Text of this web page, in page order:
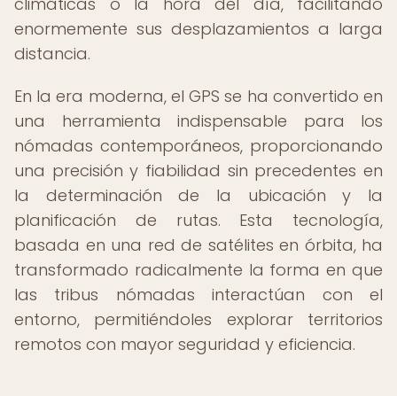
enormemente sus desplazamientos a larga
distancia.
En la era moderna, el GPS se ha convertido en
una herramienta indispensable para los
nómadas contemporáneos, proporcionando
una precisión y fiabilidad sin precedentes en
la determinación de la ubicación y la
planificación de rutas. Esta tecnología,
basada en una red de satélites en órbita, ha
transformado radicalmente la forma en que
las tribus nómadas interactúan con el
entorno, permitiéndoles explorar territorios
remotos con mayor seguridad y eficiencia.